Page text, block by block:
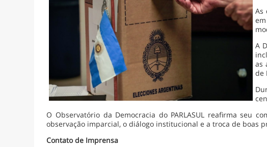
As
A
as
de
O Observatório da Democracia do PARLASUL reafirma seu
observação imparcial, o diálogo institucional e a troca de boas
Contato de Imprensa